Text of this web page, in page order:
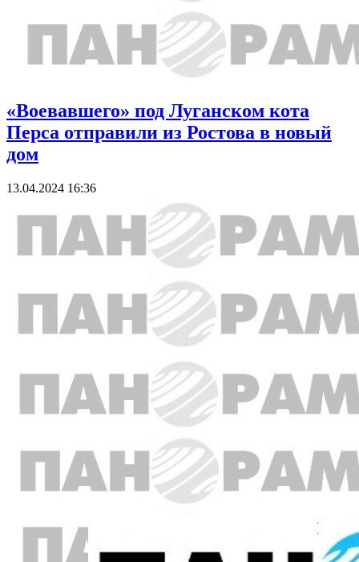
«Воевавшего» под Луганском кота
Перса отправили из Ростова в новый
дом
13.04.2024 16:36